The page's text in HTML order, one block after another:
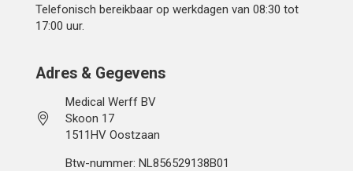
Telefonisch bereikbaar op werkdagen van 08:30 tot
17:00 uur.
Adres & Gegevens
Medical Werff BV
Skoon 17
1511HV Oostzaan
Btw-nummer: NL856529138B01